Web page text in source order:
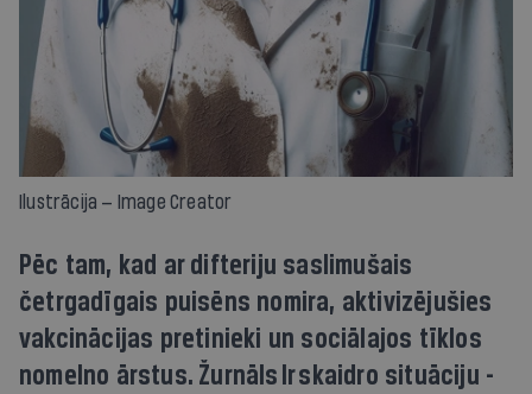
Ilustrācija — Image Creator
Pēc tam, kad ar difteriju saslimušais
četrgadīgais puisēns nomira, aktivizējušies
vakcinācijas pretinieki un sociālajos tīklos
nomelno ārstus. Žurnāls Ir skaidro situāciju -